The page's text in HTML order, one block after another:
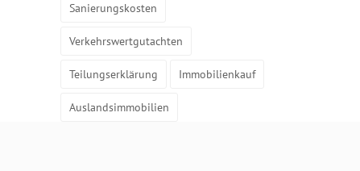
Sanierungskosten
Verkehrswertgutachten
Teilungserklärung Immobilienkauf
Auslandsimmobilien